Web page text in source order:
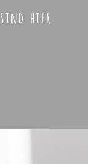
hier